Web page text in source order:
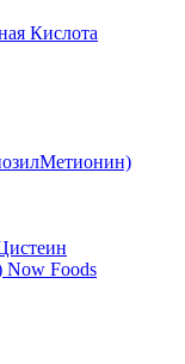
Кислота
Now Foods